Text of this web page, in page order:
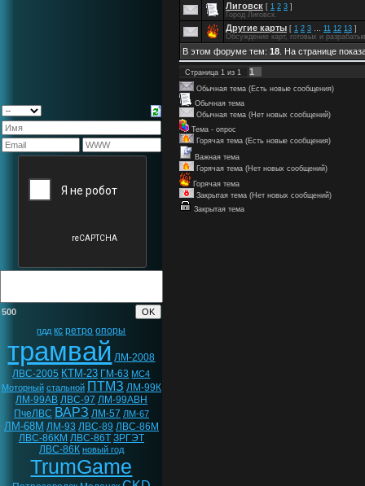
500
пдд кс ретро опоры
трамвай ЛМ-2008
ЛВС-2005 КТМ-23 ГМ-63 МС4
Моторный стальной ПТМЗ ЛМ-99К
ЛМ-99АВ ЛВС-97 ЛМ-99АВН
ПчеЛВС ВАРЗ ЛМ-57 ЛМ-67
ЛМ-68М ЛМ-93 ЛВС-89 ЛВС-86М
ЛВС-86КМ ЛВС-86Т ЗРГЭТ
ЛВС-86К новый год
TrumGame
Лиговск [ 1 2 3 ]
Город Лиговск.
Другие карты [ 1 2 3 … 11 12 13 ]
Обсуждение карт, готовых и
В этом форуме тем: 18. На странице
Страница 1 из 1 1
Обычная тема (Есть новые сообщения)
Обычная тема
Обычная тема (Нет новых сообщений)
Тема - опрос
Горячая тема (Есть новые сообщения)
Важная тема
Горячая тема (Нет новых сообщений)
Горячая тема
Закрытая тема (Нет новых сообщений)
Закрытая тема